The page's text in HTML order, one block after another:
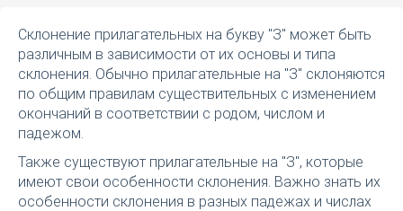
Склонение прилагательных на букву "З" может быть
различным в зависимости от их основы и типа
склонения. Обычно прилагательные на "З" склоняются
по общим правилам существительных с изменением
окончаний в соответствии с родом, числом и
падежом.
Также существуют прилагательные на "З", которые
имеют свои особенности склонения. Важно знать их
особенности склонения в разных падежах и числах